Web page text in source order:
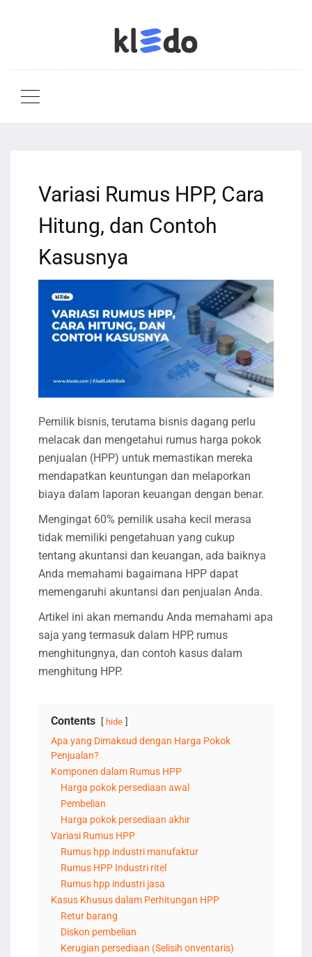
Variasi Rumus HPP, Cara
Hitung, dan Contoh
Kasusnya
Pemilik bisnis, terutama bisnis dagang perlu
melacak dan mengetahui rumus harga pokok
penjualan (HPP) untuk memastikan mereka
mendapatkan keuntungan dan melaporkan
biaya dalam laporan keuangan dengan benar.
Mengingat 60% pemilik usaha kecil merasa
tidak memiliki pengetahuan yang cukup
tentang akuntansi dan keuangan, ada baiknya
Anda memahami bagaimana HPP dapat
memengaruhi akuntansi dan penjualan Anda.
Artikel ini akan memandu Anda memahami apa
saja yang termasuk dalam HPP, rumus
menghitungnya, dan contoh kasus dalam
menghitung HPP.
Contents hide
Apa yang Dimaksud dengan Harga Pokok
Penjualan?
Komponen dalam Rumus HPP
Harga pokok persediaan awal
Pembelian
Harga pokok persediaan akhir
Variasi Rumus HPP
Rumus hpp industri manufaktur
Rumus HPP Industri ritel
Rumus hpp industri jasa
Kasus Khusus dalam Perhitungan HPP
Retur barang
Diskon pembelian
Kerugian persediaan (Selisih onventaris)